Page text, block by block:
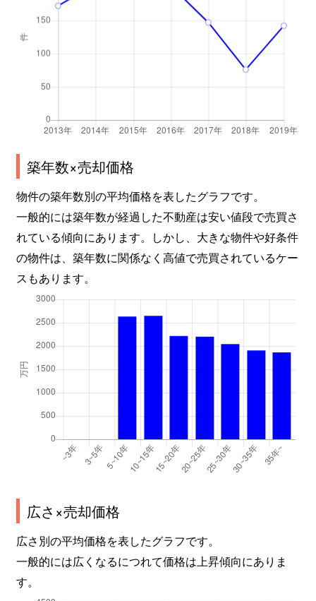
築年数×売却価格
物件の築年数別の平均価格を表したグラフです。
一般的には築年数が経過した不動産は安い値段で売買さ
れている傾向にあります。しかし、大きな物件や好条件
の物件は、築年数に関係なく高値で売買されているケー
スもあります。
広さ×売却価格
広さ別の平均価格を表したグラフです。
一般的には広くなるにつれて価格は上昇傾向にありま
す。